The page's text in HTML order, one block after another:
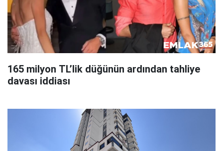
165 milyon TL’lik düğünün ardından tahliye
davası iddiası